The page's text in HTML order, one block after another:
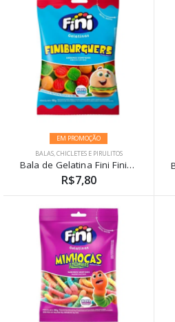
EM PROMOÇÃO
BALAS, CHICLETES E PIRULITOS
Bala de Gelatina Fini Finiburguers 90g
R$7,80